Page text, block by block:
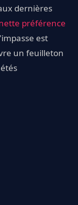
dernières
préférence
est
un feuilleton